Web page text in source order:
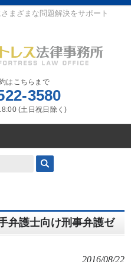
まざまな問題解決をサポート
はこちらまで
3580
(土日祝日除く)
弁護士向け刑事弁護ゼ
2016/08/22